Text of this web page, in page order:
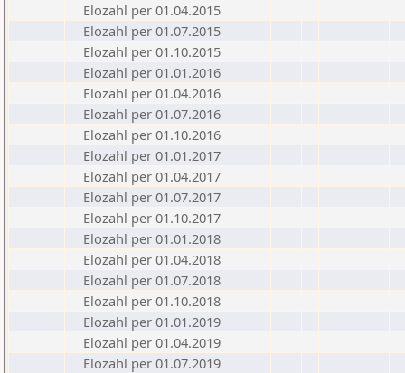
Elozahl per 01.04.2015
Elozahl per 01.07.2015
Elozahl per 01.10.2015
Elozahl per 01.01.2016
Elozahl per 01.04.2016
Elozahl per 01.07.2016
Elozahl per 01.10.2016
Elozahl per 01.01.2017
Elozahl per 01.04.2017
Elozahl per 01.07.2017
Elozahl per 01.10.2017
Elozahl per 01.01.2018
Elozahl per 01.04.2018
Elozahl per 01.07.2018
Elozahl per 01.10.2018
Elozahl per 01.01.2019
Elozahl per 01.04.2019
Elozahl per 01.07.2019